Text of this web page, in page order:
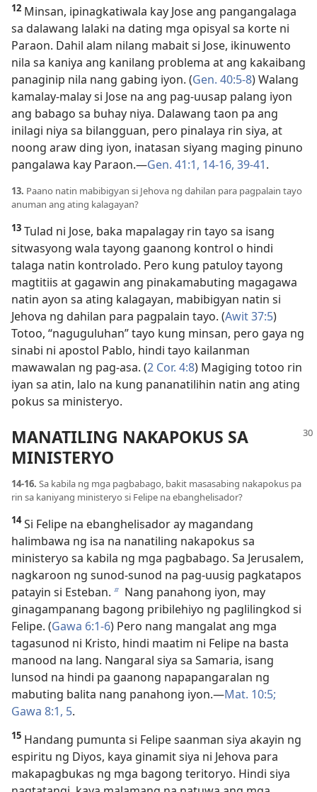
12 Minsan, ipinagkatiwala kay Jose ang pangangalaga
sa dalawang lalaki na dating mga opisyal sa korte ni
Paraon. Dahil alam nilang mabait si Jose, ikinuwento
nila sa kaniya ang kanilang problema at ang kakaibang
panaginip nila nang gabing iyon. (Gen. 40:5-8) Walang
kamalay-malay si Jose na ang pag-uusap palang iyon
ang babago sa buhay niya. Dalawang taon pa ang
inilagi niya sa bilangguan, pero pinalaya rin siya, at
noong araw ding iyon, inatasan siyang maging pinuno
pangalawa kay Paraon.—Gen. 41:1, 14-16, 39-41.
13. Paano natin mabibigyan si Jehova ng dahilan para pagpalain tayo
anuman ang ating kalagayan?
13 Tulad ni Jose, baka mapalagay rin tayo sa isang
sitwasyong wala tayong gaanong kontrol o hindi
talaga natin kontrolado. Pero kung patuloy tayong
magtitiis at gagawin ang pinakamabuting magagawa
natin ayon sa ating kalagayan, mabibigyan natin si
Jehova ng dahilan para pagpalain tayo. (Awit 37:5)
Totoo, “naguguluhan” tayo kung minsan, pero gaya ng
sinabi ni apostol Pablo, hindi tayo kailanman
mawawalan ng pag-asa. (2 Cor. 4:8) Magiging totoo rin
iyan sa atin, lalo na kung pananatilihin natin ang ating
pokus sa ministeryo.
MANATILING NAKAPOKUS SA
MINISTERYO
14-16. Sa kabila ng mga pagbabago, bakit masasabing nakapokus pa
rin sa kaniyang ministeryo si Felipe na ebanghelisador?
14Si Felipe na ebanghelisador ay magandang
halimbawa ng isa na nanatiling nakapokus sa
ministeryo sa kabila ng mga pagbabago. Sa Jerusalem,
nagkaroon ng sunod-sunod na pag-uusig pagkatapos
patayin si Esteban. b Nang panahong iyon, may
ginagampanang bagong pribilehiyo ng paglilingkod si
Felipe. (Gawa 6:1-6) Pero nang mangalat ang mga
tagasunod ni Kristo, hindi maatim ni Felipe na basta
manood na lang. Nangaral siya sa Samaria, isang
lunsod na hindi pa gaanong napapangaralan ng
mabuting balita nang panahong iyon.—Mat. 10:5;
Gawa 8:1, 5.
15 Handang pumunta si Felipe saanman siya akayin ng
espiritu ng Diyos, kaya ginamit siya ni Jehova para
makapagbukas ng mga bagong teritoryo. Hindi siya